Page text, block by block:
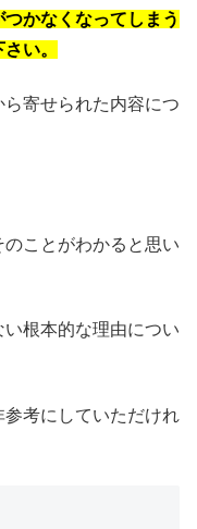
かなくなってしまう
い。
寄せられた内容につ
ことがわかると思い
根本的な理由につい
考にしていただけれ